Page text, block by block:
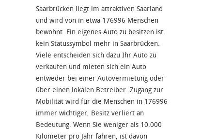
Saarbrücken liegt im attraktiven Saarland
und wird von in etwa 176996 Menschen
bewohnt. Ein eigenes Auto zu besitzen ist
kein Statussymbol mehr in Saarbrücken.
Viele entscheiden sich dazu Ihr Auto zu
verkaufen und mieten sich ein Auto
entweder bei einer Autovermietung oder
über einen lokalen Betreiber. Zugang zur
Mobilität wird für die Menschen in 176996
immer wichtiger, Besitz verliert an
Bedeutung. Wenn Sie weniger als 10.000
Kilometer pro Jahr fahren, ist davon